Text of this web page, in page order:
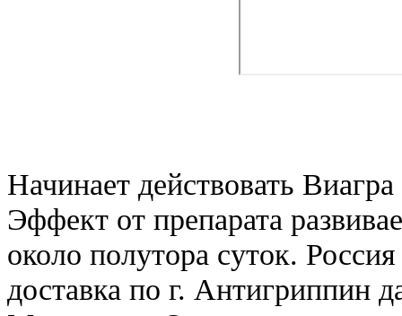
Начинает действовать
Эффект от препарата
около полутора суток.
доставка по г. Антигриппин